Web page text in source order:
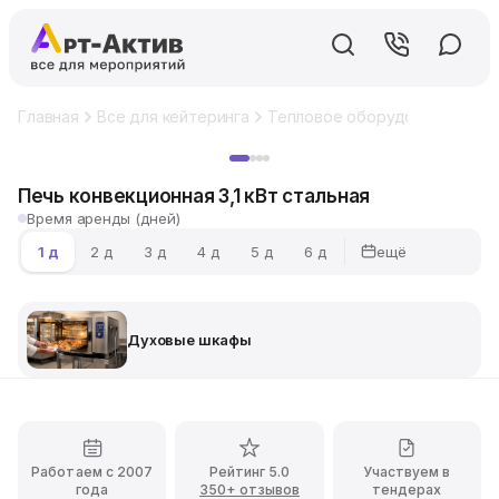
Главная Все для кейтеринга Тепловое оборудование
Печь конвекционная 3,1 кВт стальная
Время аренды (дней)
1 д
2 д 3 д 4 д 5 д 6 д ещё
Духовые шкафы
Работаем с 2007
года
Рейтинг 5.0
350+ отзывов
Участвуем в
тендерах